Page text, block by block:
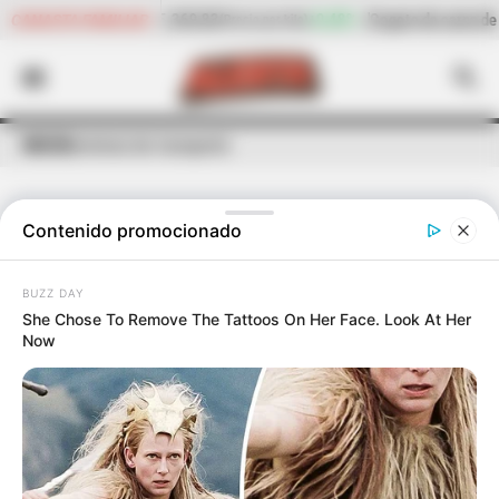
ÚLTIMAS NOTICIAS
DE
Contenido promocionado
BUZZ DAY
She Chose To Remove The Tattoos On Her Face. Look At Her
Now